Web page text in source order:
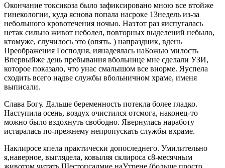
Окончание токсикоза было зафиксировано мною все втойже
гинекологии, куда яснова попала насроке 13недель из-за
небольшого кровотечения ночью. Наэтот раз яиспугалась
нетак сильно живот неболел, повторных выделений небыло,
ктомуже, случилось это (опять. ) напраздник, вдень
Преображения Господня, иянадеялась наБожью милость
Впервыйже день пребывания вбольнице мне сделали УЗИ,
которое показало, что унас смалышом все внорме. Яуспела
сходить всего надве службы вбольничном храме, именя
выписали.
Слава Богу. Дальше беременность потекла более гладко.
Наступила осень, воздух очистился отсмога, наконец-то
можно было вздохнуть свободно. Явернулась наработу
истаралась по-прежнему непропускать службы вхраме.
Наклиросе япела практически допоследнего. Умилительно
я,наверное, выглядела, ковыляя склироса с8-месячным
животом читать Шестопсалмие наУтрене (больше просто